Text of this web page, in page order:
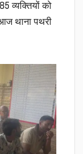
व्यक्तियों को
थाना पथरी